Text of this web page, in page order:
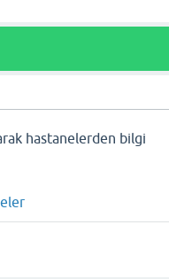
hastanelerden bilgi